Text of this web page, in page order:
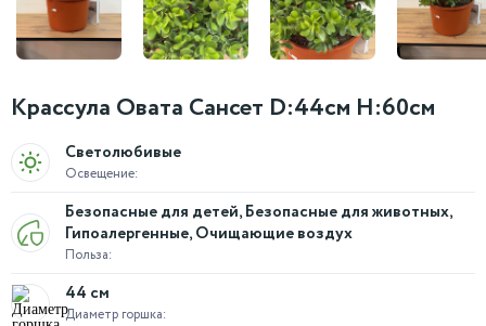
Крассула Овата Сансет D:44см H:60см
Освещение:
Светолюбивые
Польза:
Безопасные для детей, Безопасные для животных,
Гипоалергенные, Очищающие воздух
Диаметр горшка:
44 см